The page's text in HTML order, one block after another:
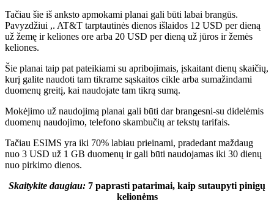
Tačiau šie iš anksto apmokami planai gali būti labai brangūs.
Pavyzdžiui ,. AT&T tarptautinės dienos išlaidos 12 USD per dieną
už žemę ir keliones ore arba 20 USD per dieną už jūros ir žemės
keliones.
Šie planai taip pat pateikiami su apribojimais, įskaitant dienų skaičių,
kurį galite naudoti tam tikrame sąskaitos cikle arba sumažindami
duomenų greitį, kai naudojate tam tikrą sumą.
Mokėjimo už naudojimą planai gali būti dar brangesni-su didelėmis
duomenų naudojimo, telefono skambučių ar tekstų tarifais.
Tačiau ESIMS yra iki 70% labiau prieinami, pradedant maždaug
nuo 3 USD už 1 GB duomenų ir gali būti naudojamas iki 30 dienų
nuo pirkimo dienos.
Skaitykite daugiau: 7 paprasti patarimai, kaip sutaupyti pinigų
kelionėms